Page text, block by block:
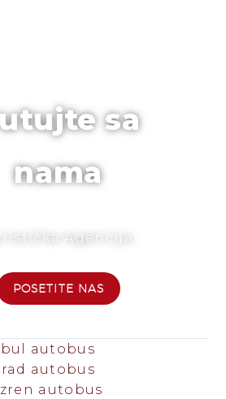
sa
nama
Agencija
POSETITE NAS
autobus
autobus
autobus